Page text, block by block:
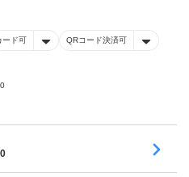
ード可 QRコード決済可